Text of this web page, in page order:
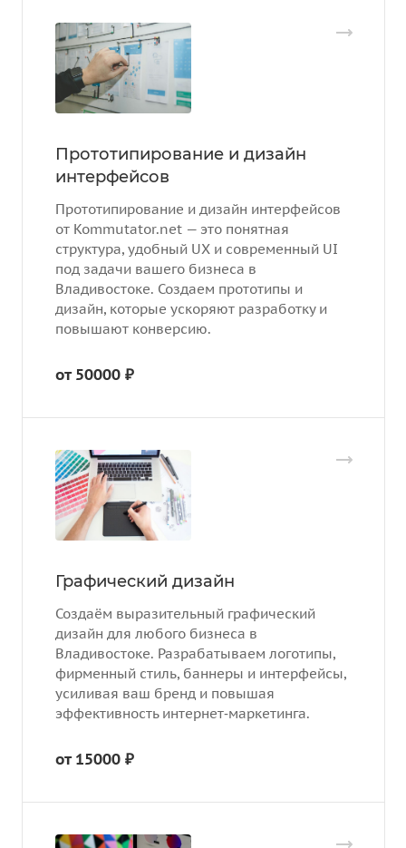
Прототипирование и дизайн
интерфейсов
Прототипирование и дизайн интерфейсов
от Kommutator.net — это понятная
структура, удобный UX и современный UI
под задачи вашего бизнеса в
Владивостоке. Создаем прототипы и
дизайн, которые ускоряют разработку и
повышают конверсию.
от 50000 ₽
Графический дизайн
Создаём выразительный графический
дизайн для любого бизнеса в
Владивостоке. Разрабатываем логотипы,
фирменный стиль, баннеры и интерфейсы,
усиливая ваш бренд и повышая
эффективность интернет‑маркетинга.
от 15000 ₽